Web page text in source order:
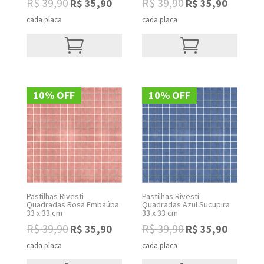
R$ 39,90.
R$ 35,90
cada placa
R$ 39,90.
R$ 35,90
cada placa
10% OFF
Pastilhas Rivesti
Quadradas Rosa Embaúba
33 x 33 cm
R$39,90 Original
R$ 35,90Current
cada placa
10% OFF
Pastilhas Rivesti
Quadradas Azul Sucupira
33 x 33 cm
R$39,90 Original
R$ 35,90Current
cada placa